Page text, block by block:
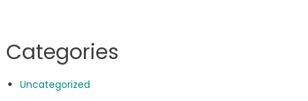
Categories
Uncategorized